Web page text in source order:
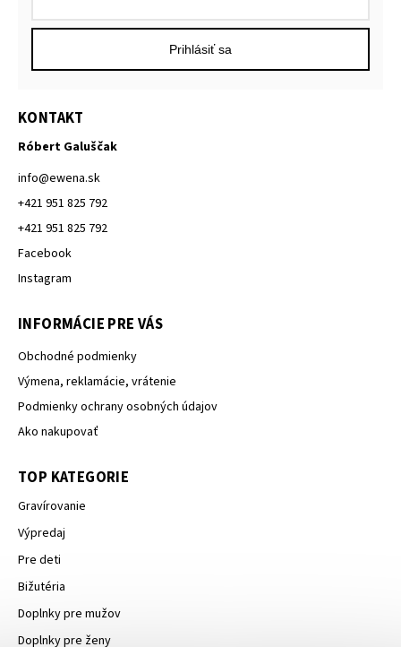
Prihlásiť sa
KONTAKT
Róbert Galuščak
info@ewena.sk
+421 951 825 792
+421 951 825 792
Facebook
Instagram
INFORMÁCIE PRE VÁS
Obchodné podmienky
Výmena, reklamácie, vrátenie
Podmienky ochrany osobných údajov
Ako nakupovať
TOP KATEGORIE
Gravírovanie
Výpredaj
Pre deti
Bižutéria
Doplnky pre mužov
Doplnky pre ženy